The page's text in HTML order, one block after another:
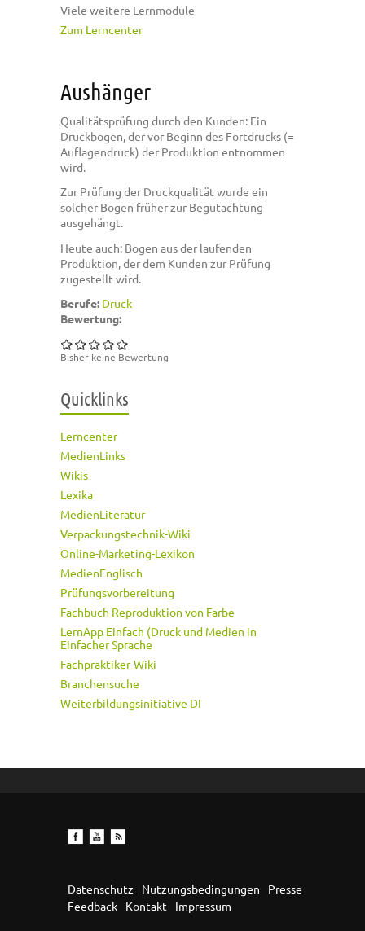
Viele weitere Lernmodule
Zum Lerncenter
Aushänger
Qualitätsprüfung durch den Kunden: Ein
Druckbogen, der vor Beginn des Fortdrucks (=
Auflagendruck) der Produktion entnommen
wird.
Zur Prüfung der Druckqualität wurde ein
solcher Bogen früher zur Begutachtung
ausgehängt.
Heute auch: Bogen aus der laufenden
Produktion, der dem Kunden zur Prüfung
zugestellt wird.
Berufe: Druck
Bewertung:
Bisher keine Bewertung
Quicklinks
Lerncenter
MedienLinks
Wikis
Lexika
MedienLiteratur
Verpackungstechnik-Wiki
Online-Marketing-Lexikon
MedienEnglisch
Prüfungsvorbereitung
Fachbuch Reproduktion von Farbe
LernApp Einfach (Druck und Medien in
Einfacher Sprache
Fachpraktiker-Wiki
Branchensuche
Weiterbildungsinitiative DI
Datenschutz Nutzungsbedingungen
Presse
Feedback
Kontakt Impressum